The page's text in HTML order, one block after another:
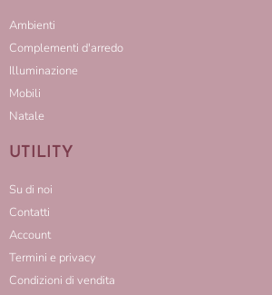
Ambienti
Complementi d'arredo
Illuminazione
Mobili
Natale
UTILITY
Su di noi
Contatti
Account
Termini e privacy
Condizioni di vendita